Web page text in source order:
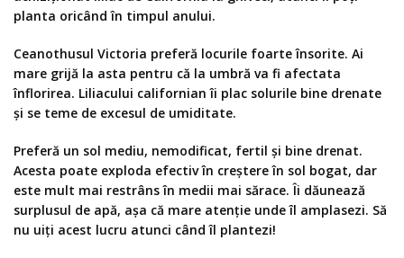
planta oricând în timpul anului.
Ceanothusul Victoria preferă locurile foarte însorite. Ai
mare grijă la asta pentru că la umbră va fi afectata
înflorirea. Liliacului californian îi plac solurile bine drenate
și se teme de excesul de umiditate.
Preferă un sol mediu, nemodificat, fertil și bine drenat.
Acesta poate exploda efectiv în creștere în sol bogat, dar
este mult mai restrâns în medii mai sărace. Îi dăunează
surplusul de apă, așa că mare atenție unde îl amplasezi. Să
nu uiți acest lucru atunci când îl plantezi!